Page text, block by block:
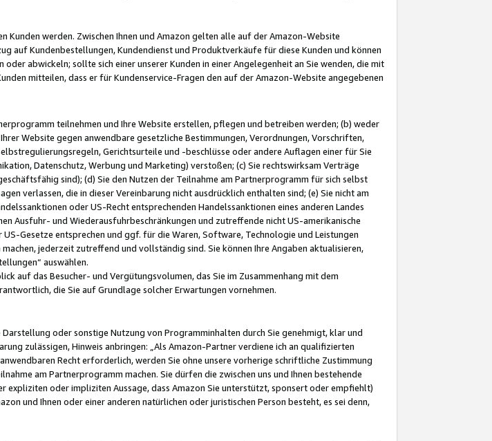
Kunden werden. Zwischen Ihnen und Amazon gelten alle auf der Amazon-Website
auf Kundenbestellungen, Kundendienst und Produktverkäufe für diese Kunden und können
abwickeln; sollte sich einer unserer Kunden in einer Angelegenheit an Sie wenden, die mit
mitteilen, dass er für Kundenservice-Fragen den auf der Amazon-Website angegebenen
teilnehmen und Ihre Website erstellen, pflegen und betreiben werden; (b) weder
Website gegen anwendbare gesetzliche Bestimmungen, Verordnungen, Vorschriften,
Gerichtsurteile und -beschlüsse oder andere Auflagen einer für Sie
Datenschutz, Werbung und Marketing) verstoßen; (c) Sie rechtswirksam Verträge
sind); (d) Sie den Nutzen der Teilnahme am Partnerprogramm für sich selbst
verlassen, die in dieser Vereinbarung nicht ausdrücklich enthalten sind; (e) Sie nicht am
oder US-Recht entsprechenden Handelssanktionen eines anderen Landes
Ausfuhr- und Wiederausfuhrbeschränkungen und zutreffende nicht US-amerikanische
Gesetze entsprechen und ggf. für die Waren, Software, Technologie und Leistungen
jederzeit zutreffend und vollständig sind. Sie können Ihre Angaben aktualisieren,
auswählen.
auf das Besucher- und Vergütungsvolumen, das Sie im Zusammenhang mit dem
die Sie auf Grundlage solcher Erwartungen vornehmen.
oder sonstige Nutzung von Programminhalten durch Sie genehmigt, klar und
zulässigen, Hinweis anbringen: „Als Amazon-Partner verdiene ich an qualifizierten
Recht erforderlich, werden Sie ohne unsere vorherige schriftliche Zustimmung
am Partnerprogramm machen. Sie dürfen die zwischen uns und Ihnen bestehende
expliziten oder impliziten Aussage, dass Amazon Sie unterstützt, sponsert oder empfiehlt)
und Ihnen oder einer anderen natürlichen oder juristischen Person besteht, es sei denn,